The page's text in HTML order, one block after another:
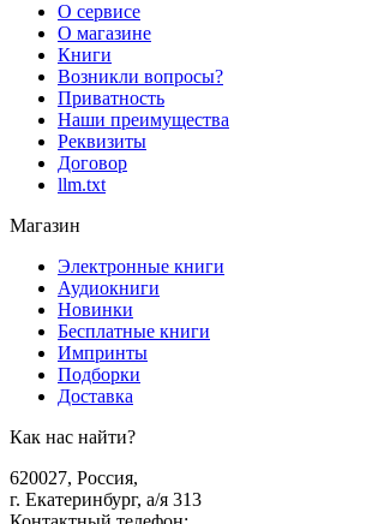
О сервисе
О магазине
Книги
Возникли вопросы?
Приватность
Наши преимущества
Реквизиты
Договор
llm.txt
Магазин
Электронные книги
Аудиокниги
Новинки
Бесплатные книги
Импринты
Подборки
Доставка
Как нас найти?
620027, Россия,
г. Екатеринбург, а/я 313